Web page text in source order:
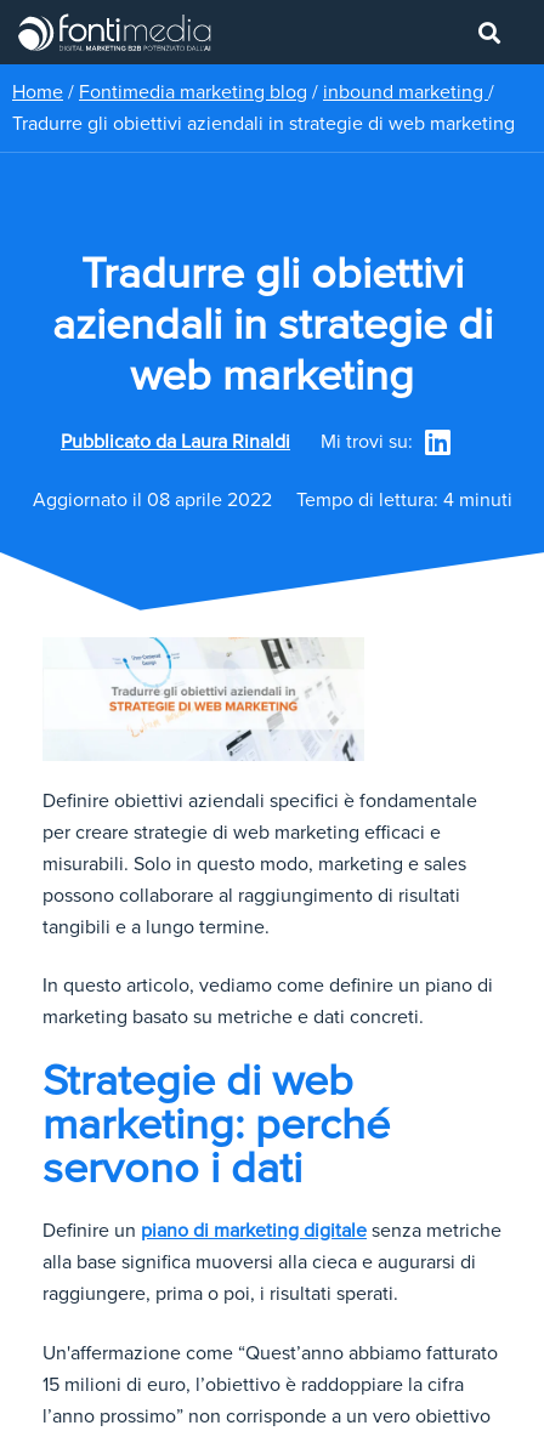
Home / Fontimedia marketing blog / inbound marketing /
Tradurre gli obiettivi aziendali in strategie di web marketing
Tradurre gli obiettivi
aziendali in strategie di
web marketing
Pubblicato da Laura Rinaldi Mi trovi su:
Aggiornato il 08 aprile 2022 Tempo di lettura: 4 minuti
Definire obiettivi aziendali specifici è fondamentale
per creare strategie di web marketing efficaci e
misurabili. Solo in questo modo, marketing e sales
possono collaborare al raggiungimento di risultati
tangibili e a lungo termine.
In questo articolo, vediamo come definire un piano di
marketing basato su metriche e dati concreti.
Strategie di web
marketing: perché
servono i dati
Definire un piano di marketing digitale senza metriche
alla base significa muoversi alla cieca e augurarsi di
raggiungere, prima o poi, i risultati sperati.
Un'affermazione come “Quest’anno abbiamo fatturato
15 milioni di euro, l’obiettivo è raddoppiare la cifra
l’anno prossimo” non corrisponde a un vero obiettivo